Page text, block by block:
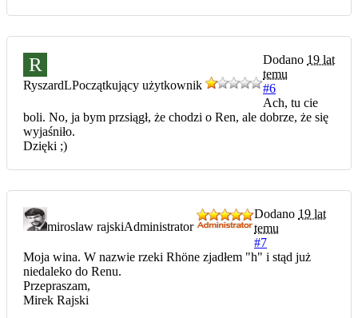
R
RyszardLPoczątkujący użytkownik
Dodano 19 lat
temu
#6
Ach, tu cie
boli. No, ja bym przsiągł, że chodzi o Ren, ale dobrze, że się
wyjaśniło.
Dzięki ;)
miroslaw rajskiAdministrator
Dodano 19 lat
temu
#7
Moja wina. W nazwie rzeki Rhöne zjadłem "h" i stąd już
niedaleko do Renu.
Przepraszam,
Mirek Rajski